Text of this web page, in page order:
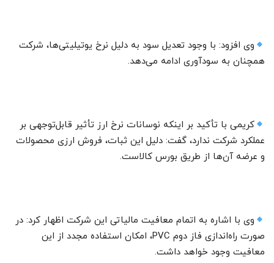
وی افزود: با وجود تعدیل سود به دلیل نرخ یوتیلیتی‌ها، شرکت
همچنان به سودآوری ادامه می‌دهد.
کریمی با تأکید بر اینکه نوسانات نرخ ارز تأثیر قابل‌توجهی بر
عملکرد شرکت ندارد، گفت: دلیل این ثبات، فروش ارزی محصولات
و عرضه آن‌ها از طریق بورس کالاست.
وی با اشاره به اتمام معافیت مالیاتی این شرکت اظهار کرد: در
صورت راه‌اندازی فاز دوم PVC، امکان استفاده مجدد از این
معافیت وجود خواهد داشت.